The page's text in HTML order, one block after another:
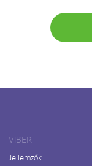
VIBER
Jellemzők